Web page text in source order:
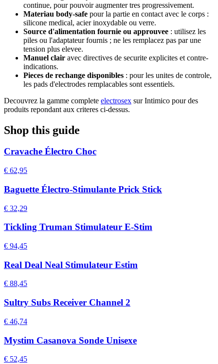
continue, pour pouvoir augmenter tres progressivement.
Materiau body-safe pour la partie en contact avec le corps :
silicone medical, acier inoxydable ou verre.
Source d'alimentation fournie ou approuvee : utilisez les
piles ou l'adaptateur fournis ; ne les remplacez pas par une
tension plus elevee.
Manuel clair avec directives de securite explicites et contre-
indications.
Pieces de rechange disponibles : pour les unites de controle,
les pads d'electrodes remplacables sont essentiels.
Decouvrez la gamme complete electrosex sur Intimico pour des
produits repondant aux criteres ci-dessus.
Shop this guide
Cravache Électro Choc
€ 62,95
Baguette Électro-Stimulante Prick Stick
€ 32,29
Tickling Truman Stimulateur E-Stim
€ 94,45
Real Deal Neal Stimulateur Estim
€ 88,45
Sultry Subs Receiver Channel 2
€ 46,74
Mystim Casanova Sonde Unisexe
€ 52,45